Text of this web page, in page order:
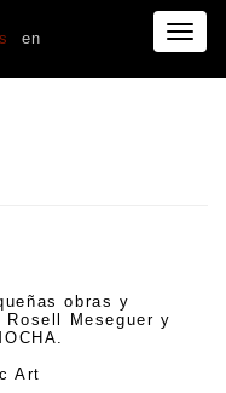
en
obras y
Meseguer y
Art